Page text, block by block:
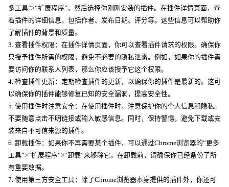
多工具”>“扩展程序”，然后选择你刚刚安装的插件。在插件详情页面，查
看插件的详细信息，包括作者、发布日期、评分等。这些信息可以帮助你
了解插件的背景和质量。
3. 查看插件权限：在插件详情页面，你可以查看插件请求的权限。确保你
只授予插件所需的权限，避免不必要的隐私泄露。例如，如果你的插件需
要访问你的联系人列表，那么你应该授予它这个权限。
4. 检查插件更新：定期检查插件的更新，以确保你的插件是最新的。这可
以确保你的插件能够修复已知的安全漏洞，提高安全性。
5. 使用插件时注意安全：在使用插件时，注意保护你的个人信息和隐私。
不要随意点击不明链接或输入敏感信息。同时，保持警惕，避免下载或安
装来自不可信来源的插件。
6. 卸载插件：如果你不再需要某个插件，可以通过Chrome浏览器的“更多
工具”>“扩展程序”>“卸载”来移除它。在卸载前，请确保你已经备份了所
有重要数据。
7. 使用第三方安全工具：除了Chrome浏览器本身提供的插件外，你还可